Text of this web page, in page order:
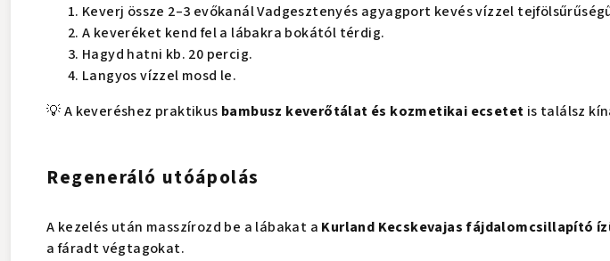
Keverj össze 2–3 evőkanál Vadgesztenyés agyagport kevés vízzel
A keveréket kend fel a lábakra bokától térdig.
Hagyd hatni kb. 20 percig.
Langyos vízzel mosd le.
💡 A keveréshez praktikus bambusz keverőtálat és kozmetikai ecsetet is találsz
Regeneráló utóápolás
A kezelés után masszírozd be a lábakat a Kurland Kecskevajas fájdalomcsillapító
a fáradt végtagokat.